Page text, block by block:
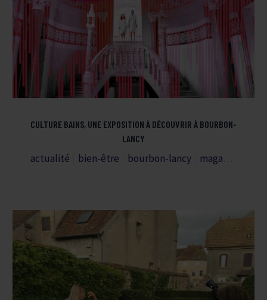
CULTURE BAINS, UNE EXPOSITION À DÉCOUVRIR À BOURBON-
LANCY
actualité bien-être bourbon-lancy magazine